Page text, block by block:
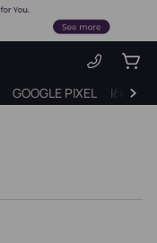
GOOGLE PIXEL Ιδέες